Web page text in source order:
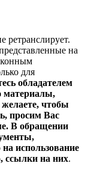
ретранслирует.
на
для
обладателем
материалы,
чтобы
просим Вас
В обращении
использование
ссылки на них.